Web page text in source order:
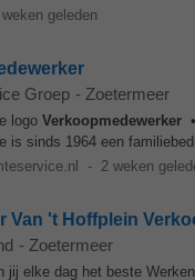
weken geleden
Groep - Zoetermeer
logo Verkoopmedewerker
is sinds 1964 een
- 2 weken
Van 't Hoffplein
- Zoetermeer
jij elke dag het beste